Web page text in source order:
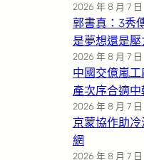
2026 年 8 月 7 日
郭書真：3秀
是夢想還是壓
2026 年 8 月 7 日
中國交億嵐
產次序合適
2026 年 8 月 7 日
京蒙協作助
網
2026 年 8 月 7 日